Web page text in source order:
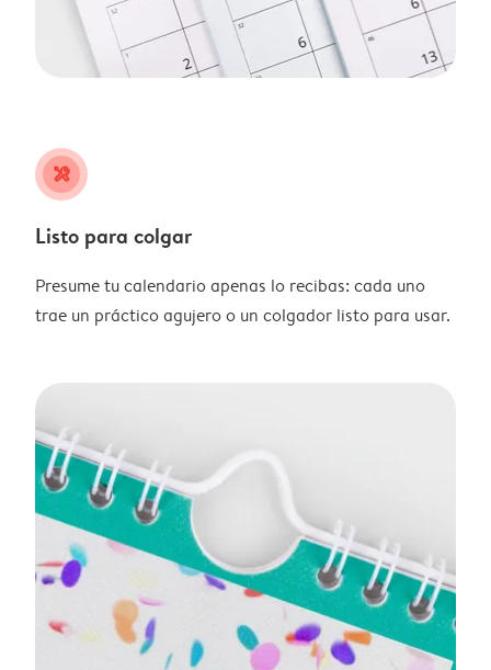
tools
Listo para colgar
Presume tu calendario apenas lo recibas: cada uno
trae un práctico agujero o un colgador listo para usar.